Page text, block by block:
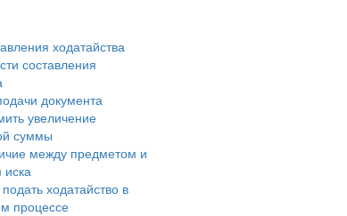
ходатайства
составления
документа
увеличение
суммы
между предметом и
иска
ходатайство в
процессе